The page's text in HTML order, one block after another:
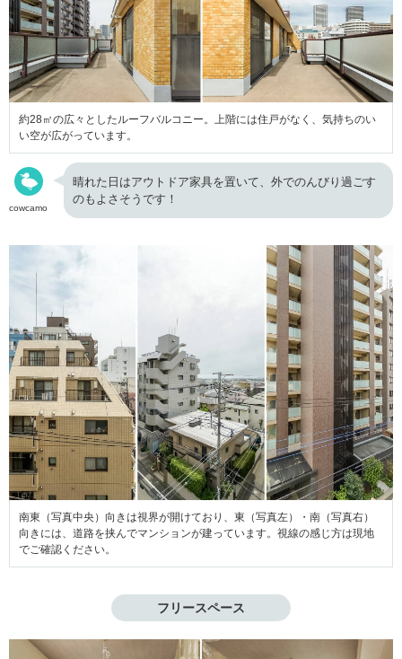
約28㎡の広々としたルーフバルコニー。上階には住戸がなく、気持ちのい
い空が広がっています。
cowcamo
晴れた日はアウトドア家具を置いて、外でのんびり過ごす
のもよさそうです！
南東（写真中央）向きは視界が開けており、東（写真左）・南（写真右）
向きには、道路を挟んでマンションが建っています。視線の感じ方は現地
でご確認ください。
フリースペース